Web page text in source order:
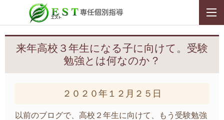
来年高校３年生になる子に向けて。受験
勉強とは何なのか？
２０２０年１２月２５日
以前のブログで、高校２年生に向けて、もう受験勉強